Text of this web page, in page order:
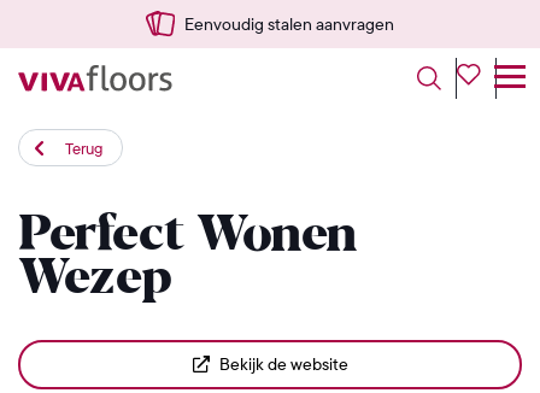
Eenvoudig stalen aanvragen
Terug
Perfect Wonen
Wezep
Bekijk de website